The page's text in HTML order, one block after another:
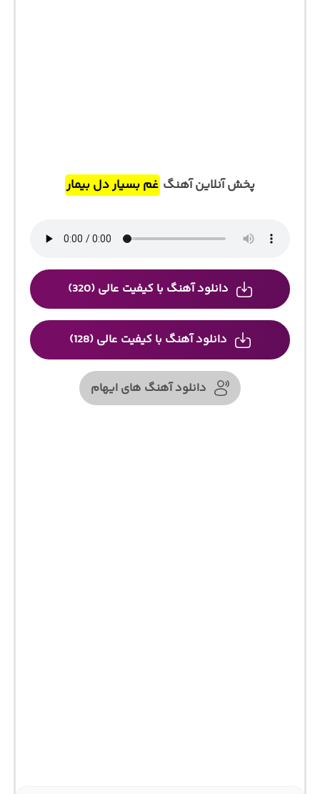
پخش آنلاین آهنگ غم بسیار دل بیمار
دانلود آهنگ با کیفیت عالی (320)
دانلود آهنگ با کیفیت عالی (128)
دانلود آهنگ های ایهام